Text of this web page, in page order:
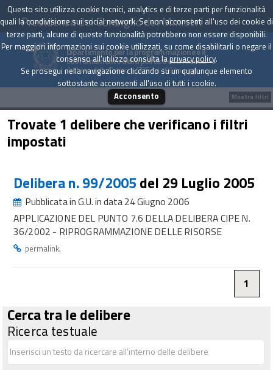
Presidenza del Consiglio dei Ministri
Dipartimento per la programmazione e il
coordinamento della politica economica
Archivio delle Delibere CIPE dal 1967 a oggi
Trovate 1 delibere che verificano i filtri
impostati
Delibera n. 99/2005 del 29 Luglio 2005
Pubblicata in G.U. in data 24 Giugno 2006
APPLICAZIONE DEL PUNTO 7.6 DELLA DELIBERA CIPE N.
36/2002 - RIPROGRAMMAZIONE DELLE RISORSE
permalink.
1
Cerca tra le delibere
Ricerca testuale
Mostra filtri
Questo sito utilizza cookie tecnici, analytics e di terze parti per funzionalità
quali la condivisione sui social network. Se non acconsenti all'uso dei cookie di
terze parti, alcune di queste funzionalità potrebbero non essere disponibili.
Per maggiori informazioni sui cookie utilizzati, su come disabilitarli o negare il
consenso all'utilizzo consulta laprivacy policy.
Se prosegui nella navigazione cliccando su un qualunque elemento
sottostante acconsenti all'uso di tutti i cookie.
Acconsento